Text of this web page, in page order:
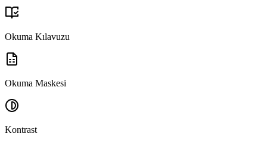
Okuma Kılavuzu
Okuma Maskesi
Kontrast